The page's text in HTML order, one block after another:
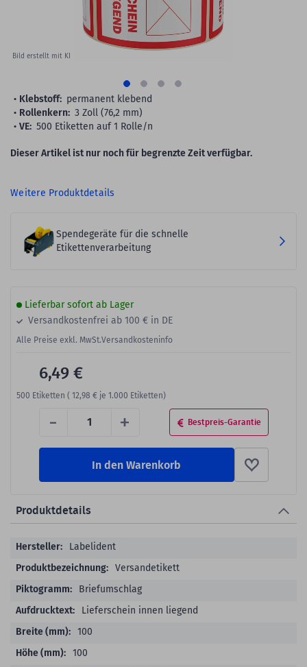
Bild erstellt mit KI
Dieser Artikel ist nur noch für begrenzte Zeit verfügbar.
Klebstoff: permanent klebend
Rollenkern: 3 Zoll (76,2 mm)
VE: 500 Etiketten auf 1 Rolle/n
Weitere Produktdetails
Spendegeräte für die schnelle
Etikettenverarbeitung
Lieferbar sofort ab Lager
Versandkostenfrei ab 100 € in DE
Alle Preise exkl. MwSt.Versandkosteninfo
- + Bestpreis-Garantie
6,49 €
500 Etiketten ( 12,98 € je 1.000 Etiketten)
In den Warenkorb
Produktdetails
ProduktdetailsLabelident
Versandetikett
Briefumschlag
Lieferschein innen liegend
100
100